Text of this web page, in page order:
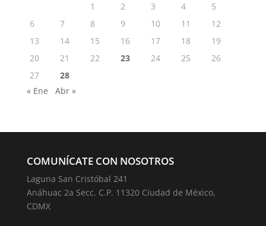
1
2 3 4
5
6
7 8 9 10 11
12
13
14 15 16 17 18
19
20
21 22 23 24 25
26
27
28
« Ene
Abr »
COMUNÍCATE CON NOSOTROS
Laguna San Cristóbal 241
Anáhuac 2a Secc. C.P. 11320 Ciudad de México,
CDMX